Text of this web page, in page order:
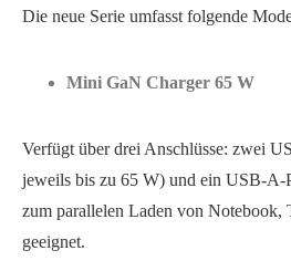
Die neue Serie umfasst folgende
Mini GaN Charger 65 W
Verfügt über drei Anschlüsse: zwei
jeweils bis zu 65 W) und ein USB-A-
zum parallelen Laden von Notebook,
geeignet.